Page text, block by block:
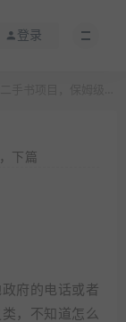
登录
下篇
府的电话或者
，不知道怎么